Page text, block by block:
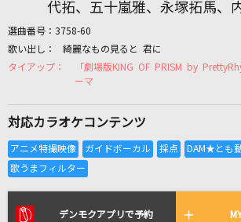
全国りれき
リアルタイムで歌われている曲
カクテル
川野夏美
クロノスタシス(名探偵コナンアニ
代拓、五十嵐雅、永塚拓馬、
選曲番号： 3758-60
綺麗なもの見ると 君に
「劇場版KING OF PRISM by
ーマ
対応カラオケコンテンツ
デンモクアプリで予約